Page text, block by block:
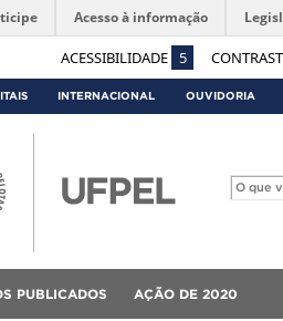
ACESSIBILIDADE 5
Acesso à informação
INTERNACIONAL OUVIDORIA
PUBLICADOS AÇÃO DE 2020